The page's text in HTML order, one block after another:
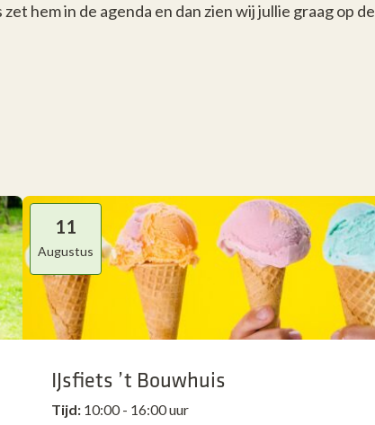
hem in de agenda en dan zien wij jullie graag op de
11
Augustus
IJsfiets ’t Bouwhuis
Tijd: 10:00 - 16:00 uur